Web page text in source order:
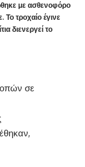
με ασθενοφόρο
τροχαίο έγινε
διενεργεί το
σε